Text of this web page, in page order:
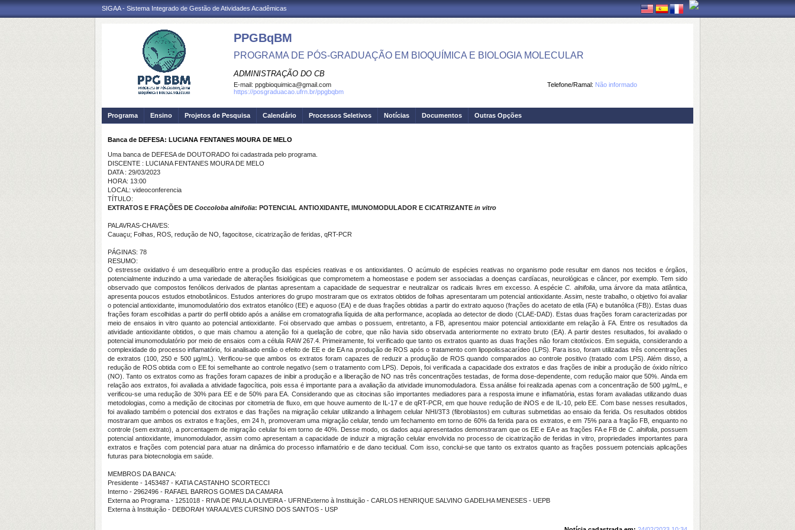
SIGAA - Sistema Integrado de Gestão de Atividades Acadêmicas
PPGBqBM
PROGRAMA DE PÓS-GRADUAÇÃO EM BIOQUÍMICA E BIOLOGIA MOLECULAR
ADMINISTRAÇÃO DO CB
Telefone/Ramal: Não informado
E-mail: ppgbioquimica@gmail.com
https://posgraduacao.ufrn.br/ppgbqbm
Programa Ensino Projetos de Pesquisa Calendário Processos Seletivos Notícias Documentos Outras Opções
Banca de DEFESA: LUCIANA FENTANES MOURA DE MELO
Uma banca de DEFESA de DOUTORADO foi cadastrada pelo programa.
DISCENTE : LUCIANA FENTANES MOURA DE MELO
DATA : 29/03/2023
HORA: 13:00
LOCAL: videoconferencia
TÍTULO:
EXTRATOS E FRAÇÕES DE Coccoloba alnifolia: POTENCIAL ANTIOXIDANTE, IMUNOMODULADOR E CICATRIZANTE in vitro
PALAVRAS-CHAVES:
Cauaçu; Folhas, ROS, redução de NO, fagocitose, cicatrização de feridas, qRT-PCR
PÁGINAS: 78
RESUMO:
O estresse oxidativo é um desequilíbrio entre a produção das espécies reativas e os antioxidantes. O acúmulo de espécies reativas no organismo pode resultar em danos nos tecidos e órgãos,
potencialmente induzindo a uma variedade de alterações fisiológicas que comprometem a homeostase e podem ser associadas a doenças cardíacas, neurológicas e câncer, por exemplo. Tem sido
observado que compostos fenólicos derivados de plantas apresentam a capacidade de sequestrar e neutralizar os radicais livres em excesso. A espécieC. alnifolia, uma árvore da mata atlântica,
apresenta poucos estudos etnobotânicos. Estudos anteriores do grupo mostraram que os extratos obtidos de folhas apresentaram um potencial antioxidante. Assim, neste trabalho, o objetivo foi avaliar
o potencial antioxidante, imunomodulatório dos extratos etanólico (EE) e aquoso (EA) e de duas frações obtidas a partir do extrato aquoso (frações do acetato de etila (FA) e butanólica (FB)). Estas duas
frações foram escolhidas a partir do perfil obtido após a análise em cromatografia líquida de alta performance, acoplada ao detector de diodo (CLAE-DAD). Estas duas frações foram caracterizadas por
meio de ensaios in vitro quanto ao potencial antioxidante. Foi observado que ambas o possuem, entretanto, a FB, apresentou maior potencial antioxidante em relação à FA. Entre os resultados da
atividade antioxidante obtidos, o que mais chamou a atenção foi a quelação de cobre, que não havia sido observada anteriormente no extrato bruto (EA). A partir destes resultados, foi avaliado o
potencial imunomodulatório por meio de ensaios com a célula RAW 267.4. Primeiramente, foi verificado que tanto os extratos quanto as duas frações não foram citotóxicos. Em seguida, considerando a
complexidade do processo inflamatório, foi analisado então o efeito de EE e de EA na produção de ROS após o tratamento com lipopolissacarídeo (LPS). Para isso, foram utilizadas três concentrações
de extratos (100, 250 e 500 µg/mL). Verificou-se que ambos os extratos foram capazes de reduzir a produção de ROS quando comparados ao controle positivo (tratado com LPS). Além disso, a
redução de ROS obtida com o EE foi semelhante ao controle negativo (sem o tratamento com LPS). Depois, foi verificada a capacidade dos extratos e das frações de inibir a produção de óxido nítrico
(NO). Tanto os extratos como as frações foram capazes de inibir a produção e a liberação de NO nas três concentrações testadas, de forma dose-dependente, com redução maior que 50%. Ainda em
relação aos extratos, foi avaliada a atividade fagocítica, pois essa é importante para a avaliação da atividade imunomoduladora. Essa análise foi realizada apenas com a concentração de 500 μg/mL, e
verificou-se uma redução de 30% para EE e de 50% para EA. Considerando que as citocinas são importantes mediadores para a resposta imune e inflamatória, estas foram avaliadas utilizando duas
metodologias, como a medição de citocinas por citometria de fluxo, em que houve aumento de IL-17 e de qRT-PCR, em que houve redução de iNOS e de IL-10, pelo EE. Com base nesses resultados,
foi avaliado também o potencial dos extratos e das frações na migração celular utilizando a linhagem celular NHI/3T3 (fibroblastos) em culturas submetidas ao ensaio da ferida. Os resultados obtidos
mostraram que ambos os extratos e frações, em 24 h, promoveram uma migração celular, tendo um fechamento em torno de 60% da ferida para os extratos, e em 75% para a fração FB, enquanto no
controle (sem extrato), a porcentagem de migração celular foi em torno de 40%. Desse modo, os dados aqui apresentados demonstraram que os EE e EA e as frações FA e FB de C. alnifolia, possuem
potencial antioxidante, imunomodulador, assim como apresentam a capacidade de induzir a migração celular envolvida no processo de cicatrização de feridas in vitro, propriedades importantes para
extratos e frações com potencial para atuar na dinâmica do processo inflamatório e de dano tecidual. Com isso, conclui-se que tanto os extratos quanto as frações possuem potenciais aplicações
futuras para biotecnologia em saúde.
MEMBROS DA BANCA:
Presidente - 1453487 - KATIA CASTANHO SCORTECCI
Interno - 2962496 - RAFAEL BARROS GOMES DA CAMARA
Externa ao Programa - 1251018 - RIVA DE PAULA OLIVEIRA - UFRNExterno à Instituição - CARLOS HENRIQUE SALVINO GADELHA MENESES - UEPB
Externa à Instituição - DEBORAH YARA ALVES CURSINO DOS SANTOS - USP